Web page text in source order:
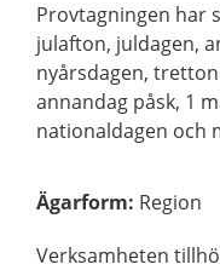
Provtagningen har
julafton, juldagen,
nyårsdagen,
annandag påsk, 1
nationaldagen och
Ägarform: Region
Verksamheten